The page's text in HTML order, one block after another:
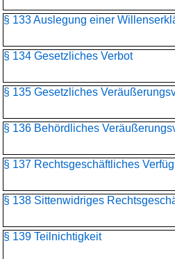
§ 133 Auslegung einer
§ 134 Gesetzliches Verbot
§ 135 Gesetzliches
§ 136 Behördliches
§ 137 Rechtsgeschäftliches
§ 138 Sittenwidriges
§ 139 Teilnichtigkeit